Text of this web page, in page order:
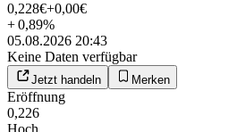
0,228€+0,00€
+0,89%
05.08.2026 20:43
Keine Daten verfügbar
Jetzt handeln Merken
Eröffnung
0,226
Hoch